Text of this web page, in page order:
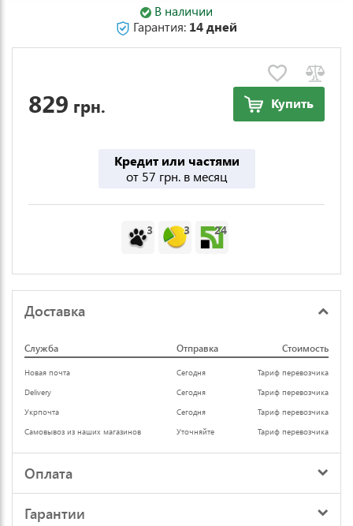
В наличии
Гарантия: 14 дней
829 грн. Купить
Кредит или частями
от 57 грн. в месяц
3 3 24
Доставка
Служба Отправка Стоимость
Новая почта Сегодня
Тариф перевозчика
Delivery
Сегодня
Тариф перевозчика
Укрпочта
Сегодня
Тариф перевозчика
Самовывоз из наших магазинов
Уточняйте Тариф перевозчика
Оплата
Гарантии